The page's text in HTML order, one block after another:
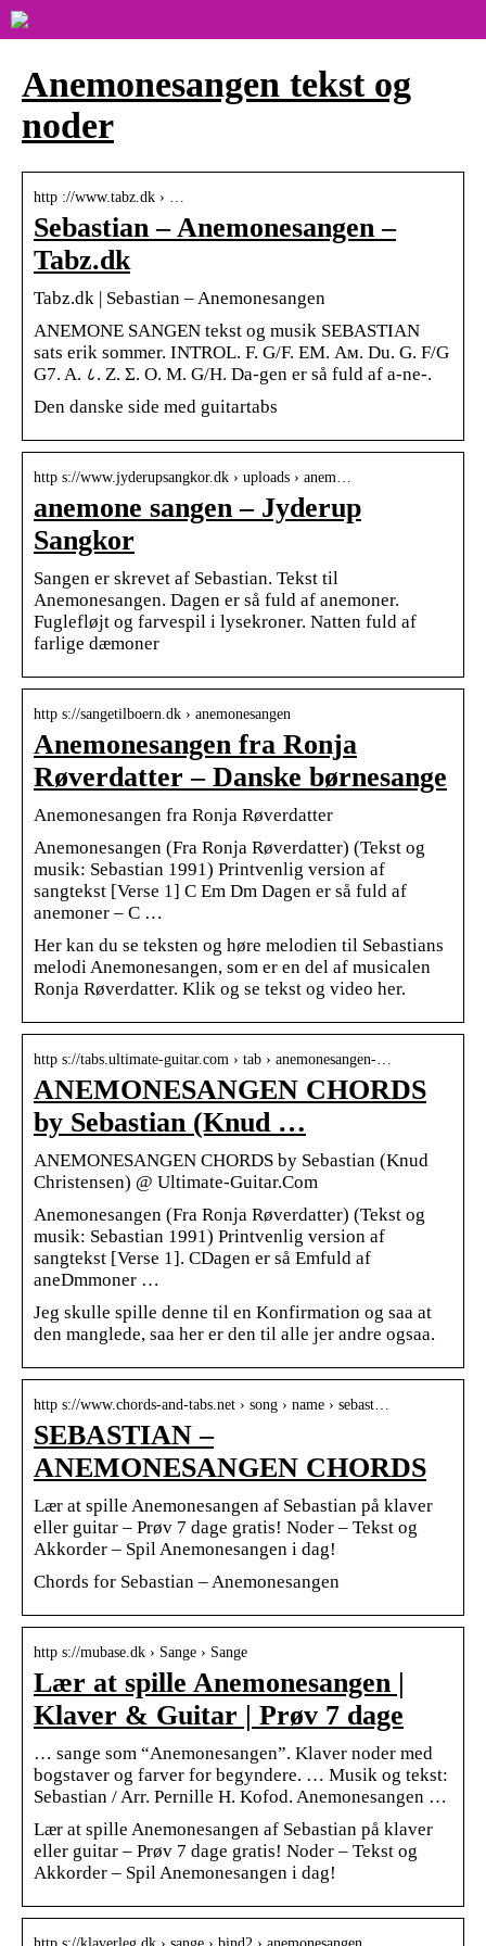
Anemonesangen tekst og
noder
http ://www.tabz.dk › …
Sebastian – Anemonesangen –
Tabz.dk
Tabz.dk | Sebastian – Anemonesangen
ANEMONE SANGEN tekst og musik SEBASTIAN
sats erik sommer. INTROL. F. G/F. EM. Ам. Du. G. F/G
G7. A. ८. Z. Σ. O. M. G/H. Da-gen er så fuld af a-ne-.
Den danske side med guitartabs
http s://www.jyderupsangkor.dk › uploads › anem…
anemone sangen – Jyderup
Sangkor
Sangen er skrevet af Sebastian. Tekst til
Anemonesangen. Dagen er så fuld af anemoner.
Fuglefløjt og farvespil i lysekroner. Natten fuld af
farlige dæmoner
http s://sangetilboern.dk › anemonesangen
Anemonesangen fra Ronja
Røverdatter – Danske børnesange
Anemonesangen fra Ronja Røverdatter
Anemonesangen (Fra Ronja Røverdatter) (Tekst og
musik: Sebastian 1991) Printvenlig version af
sangtekst [Verse 1] C Em Dm Dagen er så fuld af
anemoner – C …
Her kan du se teksten og høre melodien til Sebastians
melodi Anemonesangen, som er en del af musicalen
Ronja Røverdatter. Klik og se tekst og video her.
http s://tabs.ultimate-guitar.com › tab › anemonesangen-…
ANEMONESANGEN CHORDS
by Sebastian (Knud …
ANEMONESANGEN CHORDS by Sebastian (Knud
Christensen) @ Ultimate-Guitar.Com
Anemonesangen (Fra Ronja Røverdatter) (Tekst og
musik: Sebastian 1991) Printvenlig version af
sangtekst [Verse 1]. CDagen er så Emfuld af
aneDmmoner …
Jeg skulle spille denne til en Konfirmation og saa at
den manglede, saa her er den til alle jer andre ogsaa.
http s://www.chords-and-tabs.net › song › name › sebast…
SEBASTIAN –
ANEMONESANGEN CHORDS
Lær at spille Anemonesangen af Sebastian på klaver
eller guitar – Prøv 7 dage gratis! Noder – Tekst og
Akkorder – Spil Anemonesangen i dag!
Chords for Sebastian – Anemonesangen
http s://mubase.dk › Sange › Sange
Lær at spille Anemonesangen |
Klaver & Guitar | Prøv 7 dage
… sange som “Anemonesangen”. Klaver noder med
bogstaver og farver for begyndere. … Musik og tekst:
Sebastian / Arr. Pernille H. Kofod. Anemonesangen …
Lær at spille Anemonesangen af Sebastian på klaver
eller guitar – Prøv 7 dage gratis! Noder – Tekst og
Akkorder – Spil Anemonesangen i dag!